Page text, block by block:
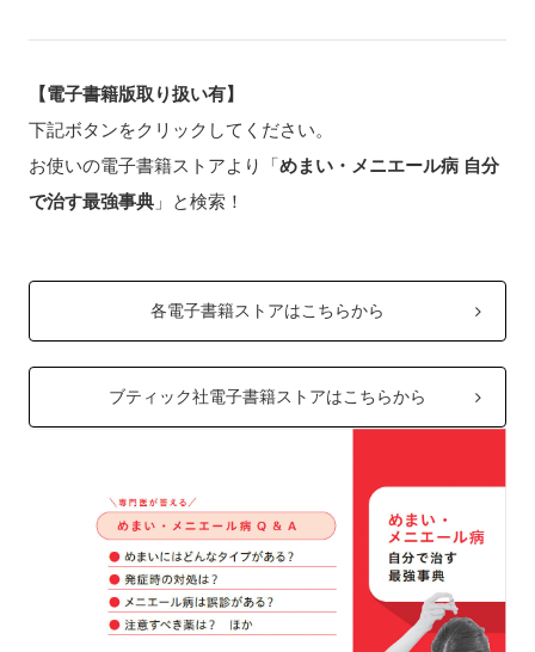
【電子書籍版取り扱い有】
下記ボタンをクリックしてください。
お使いの電子書籍ストアより「めまい・メニエール病 自分
で治す最強事典」と検索！
各電子書籍ストアはこちらから
ブティック社電子書籍ストアはこちらから